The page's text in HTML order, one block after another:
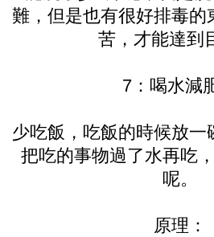
難，但是也有很好排毒的
苦，才能達到
7：喝水減
少吃飯，吃飯的時候放一
把吃的事物過了水再吃
呢。
原理：